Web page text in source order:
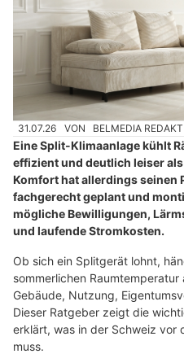
31.07.26 VON BELMEDIA
Eine Split-Klimaanlage kühlt
effizient und deutlich leiser
Komfort hat allerdings seinen
fachgerecht geplant und
mögliche Bewilligungen,
und laufende Stromkosten.
Ob sich ein Splitgerät lohnt,
sommerlichen
Gebäude, Nutzung,
Dieser Ratgeber zeigt die
erklärt, was in der Schweiz vor
muss.